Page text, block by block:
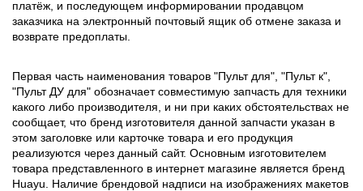
платёж, и последующем информировании продавцом
заказчика на электронный почтовый ящик об отмене заказа и
возврате предоплаты.
Первая часть наименования товаров "Пульт для", "Пульт к",
"Пульт ДУ для" обозначает совместимую запчасть для техники
какого либо производителя, и ни при каких обстоятельствах не
сообщает, что бренд изготовителя данной запчасти указан в
этом заголовке или карточке товара и его продукция
реализуются через данный сайт. Основным изготовителем
товара представленного в интернет магазине является бренд
Huayu. Наличие брендовой надписи на изображениях макетов